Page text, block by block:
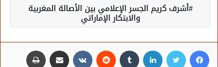
أشرف كريم الجسر الإعلامي بين الأصالة المغربية
والابتكار الإماراتي
فيسبوك تويتر لينكدإن مشاركة عبر البريد